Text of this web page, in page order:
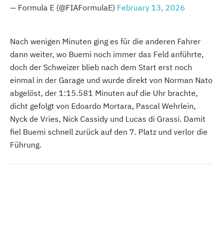
— Formula E (@FIAFormulaE) February 13, 2026
Nach wenigen Minuten ging es für die anderen Fahrer
dann weiter, wo Buemi noch immer das Feld anführte,
doch der Schweizer blieb nach dem Start erst noch
einmal in der Garage und wurde direkt von Norman Nato
abgelöst, der 1:15.581 Minuten auf die Uhr brachte,
dicht gefolgt von Edoardo Mortara, Pascal Wehrlein,
Nyck de Vries, Nick Cassidy und Lucas di Grassi. Damit
fiel Buemi schnell zurück auf den 7. Platz und verlor die
Führung.